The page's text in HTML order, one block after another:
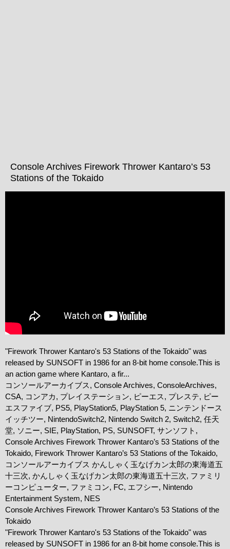
Console Archives Firework Thrower Kantaro’s 53
Stations of the Tokaido
"Firework Thrower Kantaro's 53 Stations of the Tokaido" was
released by SUNSOFT in 1986 for an 8-bit home console.This is
an action game where Kantaro, a fir...
コンソールアーカイブス, Console Archives, ConsoleArchives,
CSA, コンアカ, プレイステーション, ピーエス, プレステ, ピー
エスファイブ, PS5, PlayStation5, PlayStation 5, ニンテンドース
イッチツー, NintendoSwitch2, Nintendo Switch 2, Switch2, 任天
堂, ソニー, SIE, PlayStation, PS, SUNSOFT, サンソフト,
Console Archives Firework Thrower Kantaro’s 53 Stations of the
Tokaido, Firework Thrower Kantaro’s 53 Stations of the Tokaido,
コンソールアーカイブス かんしゃく玉なげカン太郎の東海道五
十三次, かんしゃく玉なげカン太郎の東海道五十三次, ファミリ
ーコンピューター, ファミコン, FC, エフシー, Nintendo
Entertainment System, NES
Console Archives Firework Thrower Kantaro’s 53 Stations of the
Tokaido
"Firework Thrower Kantaro's 53 Stations of the Tokaido" was
released by SUNSOFT in 1986 for an 8-bit home console.This is